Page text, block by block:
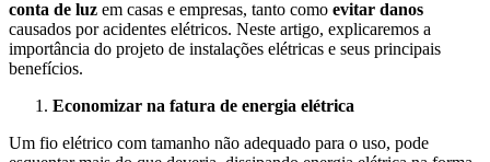
conta de luz em casas e empresas, tanto como evitar danos
causados por acidentes elétricos. Neste artigo, explicaremos a
importância do projeto de instalações elétricas e seus principais
benefícios.
Economizar na fatura de energia elétrica
Um fio elétrico com tamanho não adequado para o uso, pode